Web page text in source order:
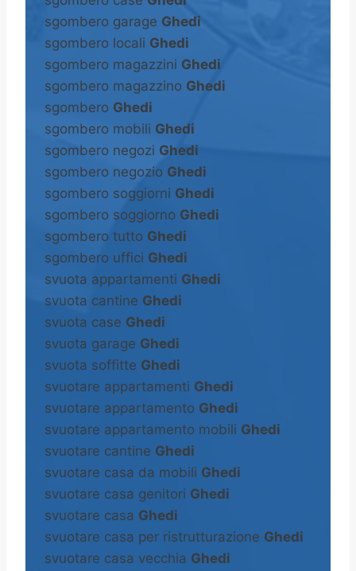
sgombero garage Ghedi
sgombero locali Ghedi
sgombero magazzini Ghedi
sgombero magazzino Ghedi
sgombero Ghedi
sgombero mobili Ghedi
sgombero negozi Ghedi
sgombero negozio Ghedi
sgombero soggiorni Ghedi
sgombero soggiorno Ghedi
sgombero tutto Ghedi
sgombero uffici Ghedi
svuota appartamenti Ghedi
svuota cantine Ghedi
svuota case Ghedi
svuota garage Ghedi
svuota soffitte Ghedi
svuotare appartamenti Ghedi
svuotare appartamento Ghedi
svuotare appartamento mobili Ghedi
svuotare cantine Ghedi
svuotare casa da mobili Ghedi
svuotare casa genitori Ghedi
svuotare casa Ghedi
svuotare casa per ristrutturazione Ghedi
svuotare casa vecchia Ghedi